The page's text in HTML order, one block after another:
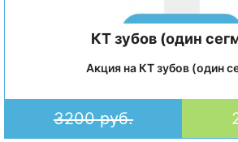
КТ зубов (один
Акция на КТ зубов (один
3200 руб.